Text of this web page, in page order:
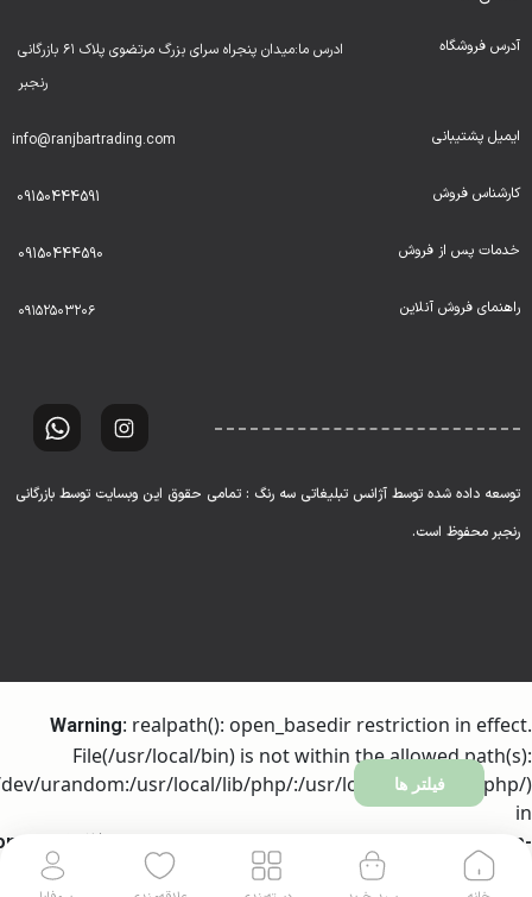
فیلتر ها
آدرس فروشگاه
ادرس ما:میدان پنجراه سرای بزرگ مرتضوی پلاک ۶۱ بازرگانی
رنجبر
ایمیل پشتیبانی info@ranjbartrading.com
کارشناس فروش 09150444591
خدمات پس از فروش 09150444590
راهنمای فروش آنلاین ۰۹۱۵۲۵۰۳۲۰۶
توسعه داده شده توسط آژانس تبلیغاتی سه رنگ : تمامی حقوق این وبسایت توسط بازرگانی
رنجبر محفوظ است.
Warning: realpath(): open_basedir restriction in effect.
File(/usr/local/bin) is not within the allowed path(s):
urandom:/usr/local/lib/php/:/usr/local/php81/lib/php/)
in
h317256/domains/ranjbartrading.com/public_html/wp-
includes/l10n/class-wp-translation-controller.phpon line